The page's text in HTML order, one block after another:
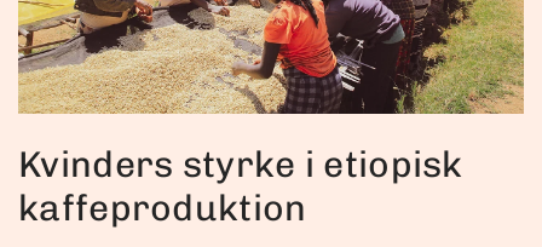
Kvinders styrke i etiopisk
kaffeproduktion